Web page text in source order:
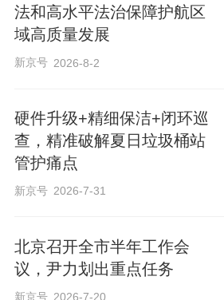
法和高水平法治保障护航区
域高质量发展
新京号 2026-8-2
硬件升级+精细保洁+闭环巡
查，精准破解夏日垃圾桶站
管护痛点
新京号 2026-7-31
北京召开全市半年工作会
议，尹力划出重点任务
新京号 2026-7-20